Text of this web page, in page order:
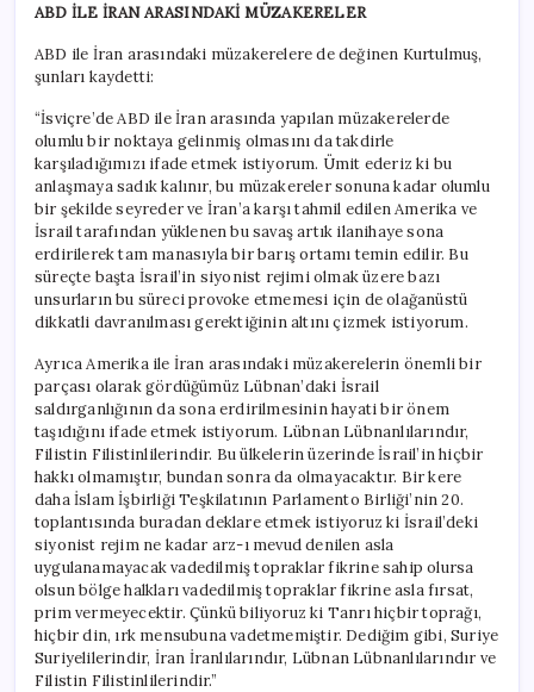
ABD İLE İRAN ARASINDAKİ MÜZAKERELER
ABD ile İran arasındaki müzakerelere de değinen Kurtulmuş,
şunları kaydetti:
“İsviçre’de ABD ile İran arasında yapılan müzakerelerde
olumlu bir noktaya gelinmiş olmasını da takdirle
karşıladığımızı ifade etmek istiyorum. Ümit ederiz ki bu
anlaşmaya sadık kalınır, bu müzakereler sonuna kadar olumlu
bir şekilde seyreder ve İran’a karşı tahmil edilen Amerika ve
İsrail tarafından yüklenen bu savaş artık ilanihaye sona
erdirilerek tam manasıyla bir barış ortamı temin edilir. Bu
süreçte başta İsrail’in siyonist rejimi olmak üzere bazı
unsurların bu süreci provoke etmemesi için de olağanüstü
dikkatli davranılması gerektiğinin altını çizmek istiyorum.
Ayrıca Amerika ile İran arasındaki müzakerelerin önemli bir
parçası olarak gördüğümüz Lübnan’daki İsrail
saldırganlığının da sona erdirilmesinin hayati bir önem
taşıdığını ifade etmek istiyorum. Lübnan Lübnanlılarındır,
Filistin Filistinlilerindir. Bu ülkelerin üzerinde İsrail’in hiçbir
hakkı olmamıştır, bundan sonra da olmayacaktır. Bir kere
daha İslam İşbirliği Teşkilatının Parlamento Birliği’nin 20.
toplantısında buradan deklare etmek istiyoruz ki İsrail’deki
siyonist rejim ne kadar arz-ı mevud denilen asla
uygulanamayacak vadedilmiş topraklar fikrine sahip olursa
olsun bölge halkları vadedilmiş topraklar fikrine asla fırsat,
prim vermeyecektir. Çünkü biliyoruz ki Tanrı hiçbir toprağı,
hiçbir din, ırk mensubuna vadetmemiştir. Dediğim gibi, Suriye
Suriyelilerindir, İran İranlılarındır, Lübnan Lübnanlılarındır ve
Filistin Filistinlilerindir.”